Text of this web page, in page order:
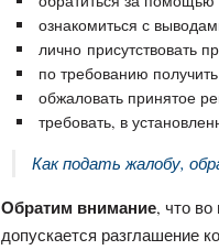
ознакомиться с
лично присутствовать
по требованию
обжаловать принятое
требовать, в
Как подать жалобу,
Обратим внимание, что
допускается разглашение